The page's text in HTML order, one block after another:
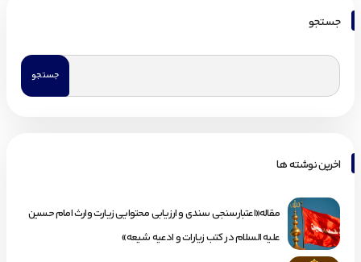
جستجو
اخرین نوشته ها
مقاله«اعتبارسنجی سندی و ارزیابی محتوایی زیارت وارث امام حسین
علیه السلام در کتب زیارات و ادعیه شیعه»